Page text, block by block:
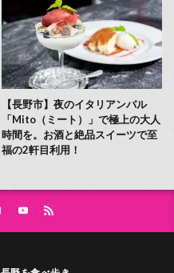
【長野市】夜のイタリアンバル
「Mito（ミート）」で極上の大人
時間を。お酒と絶品スイーツで至
福の2軒目利用！